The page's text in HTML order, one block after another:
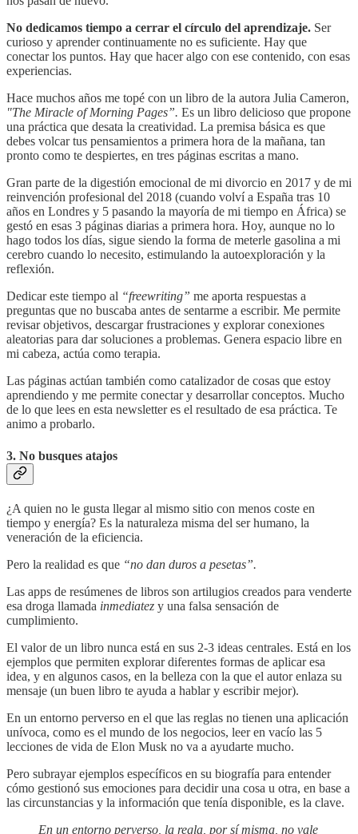
No dedicamos tiempo a cerrar el círculo del aprendizaje. Ser
curioso y aprender continuamente no es suficiente. Hay que
conectar los puntos. Hay que hacer algo con ese contenido, con esas
experiencias.
Hace muchos años me topé con un libro de la autora Julia Cameron,
"The Miracle of Morning Pages”. Es un libro delicioso que propone
una práctica que desata la creatividad. La premisa básica es que
debes volcar tus pensamientos a primera hora de la mañana, tan
pronto como te despiertes, en tres páginas escritas a mano.
Gran parte de la digestión emocional de mi divorcio en 2017 y de mi
reinvención profesional del 2018 (cuando volví a España tras 10
años en Londres y 5 pasando la mayoría de mi tiempo en África) se
gestó en esas 3 páginas diarias a primera hora. Hoy, aunque no lo
hago todos los días, sigue siendo la forma de meterle gasolina a mi
cerebro cuando lo necesito, estimulando la autoexploración y la
reflexión.
Dedicar este tiempo al “freewriting” me aporta respuestas a
preguntas que no buscaba antes de sentarme a escribir. Me permite
revisar objetivos, descargar frustraciones y explorar conexiones
aleatorias para dar soluciones a problemas. Genera espacio libre en
mi cabeza, actúa como terapia.
Las páginas actúan también como catalizador de cosas que estoy
aprendiendo y me permite conectar y desarrollar conceptos. Mucho
de lo que lees en esta newsletter es el resultado de esa práctica. Te
animo a probarlo.
3. No busques atajos
¿A quien no le gusta llegar al mismo sitio con menos coste en
tiempo y energía? Es la naturaleza misma del ser humano, la
veneración de la eficiencia.
Pero la realidad es que “no dan duros a pesetas”.
Las apps de resúmenes de libros son artilugios creados para venderte
esa droga llamada inmediatez y una falsa sensación de
cumplimiento.
El valor de un libro nunca está en sus 2-3 ideas centrales. Está en los
ejemplos que permiten explorar diferentes formas de aplicar esa
idea, y en algunos casos, en la belleza con la que el autor enlaza su
mensaje (un buen libro te ayuda a hablar y escribir mejor).
En un entorno perverso en el que las reglas no tienen una aplicación
unívoca, como es el mundo de los negocios, leer en vacío las 5
lecciones de vida de Elon Musk no va a ayudarte mucho.
Pero subrayar ejemplos específicos en su biografía para entender
cómo gestionó sus emociones para decidir una cosa u otra, en base a
las circunstancias y la información que tenía disponible, es la clave.
En un entorno perverso, la regla, por sí misma, no vale